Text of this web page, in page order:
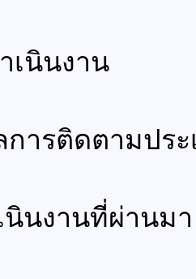
เนินงาน
การติดตามปร
นินงานที่ผ่านมา